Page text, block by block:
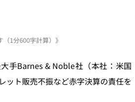
）で回答を返すチャットボットを設置など
MILLION」など 日刊出版ニュースまとめ
1分600字計算）》
手Barnes & Noble社（本社：米国
ット販売不振など赤字決算の責任を